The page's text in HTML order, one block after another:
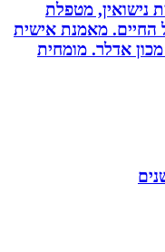
מטפלת
מאמנת אישית
אדלר. מומחית